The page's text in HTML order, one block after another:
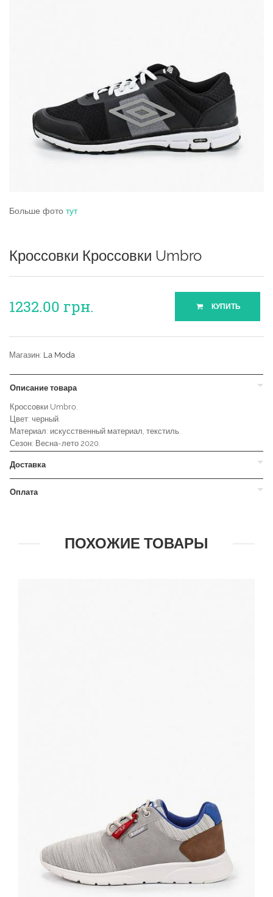
Больше фото тут
Кроссовки Кроссовки Umbro
1232.00 грн. КУПИТЬ
Магазин: La Moda
Описание товара
Кроссовки Umbro.
Цвет: черный.
Материал: искусственный материал, текстиль.
Сезон: Весна-лето 2020.
Доставка
Оплата
ПОХОЖИЕ ТОВАРЫ